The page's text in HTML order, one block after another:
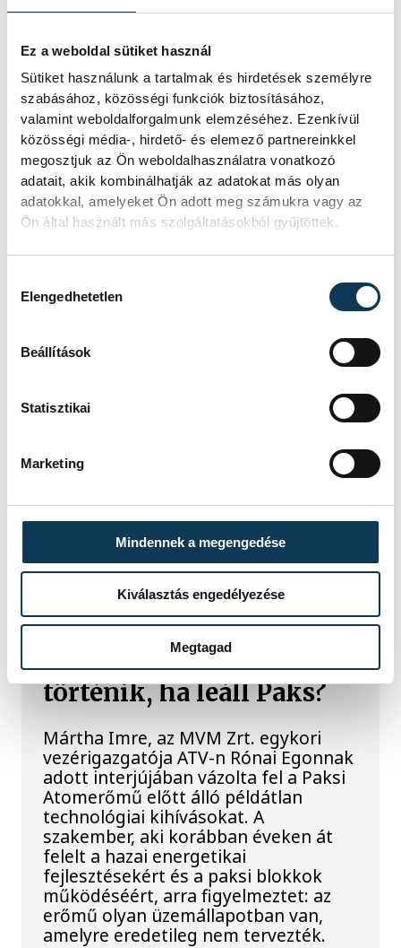
Ez a weboldal sütiket használ
Sütiket használunk a tartalmak és hirdetések személyre
szabásához, közösségi funkciók biztosításához,
valamint weboldalforgalmunk elemzéséhez. Ezenkívül
közösségi média-, hirdető- és elemező partnereinkkel
megosztjuk az Ön weboldalhasználatra vonatkozó
adatait, akik kombinálhatják az adatokat más olyan
adatokkal, amelyeket Ön adott meg számukra vagy az
Ön által használt más szolgáltatásokból gyűjtöttek.
Elengedhetetlen
Beállítások
Statisztikai
Marketing
Mindennek a megengedése
Kiválasztás engedélyezése
Megtagad
A Balatoni Kör idén tizenkettedik
alkalommal hirdette meg az év
strandétele versenyt, amelyre minden
eddiginél több, 22 vendéglátóhely 44
étellel indult. Egy fonyódi hely nyert...
Meglepték az elemzőket
a júliusi inflációs adatok
az elemzők a júliusi, 1,2 százalékos
inflációs adatot.
világháborús leletek az
A folyó rekordalacsony vízállása miatt
világháborús német DKW NZ 350-1
motorkerékpárbukkant elő a
Batthyány téri rakpart sziklái alól,
máshol pedig egy közel féltonnás brit
akna került elő.
Késéltánc a Dunán: Mi
történik, ha leáll Paks?
Mártha Imre, az MVM Zrt. egykori
vezérigazgatója ATV-n Rónai Egonnak
adott interjújában vázolta fel a Paksi
Atomerőmű előtt álló példátlan
technológiai kihívásokat. A
szakember, aki korábban éveken át
felelt a hazai energetikai
fejlesztésekért és a paksi blokkok
működéséért, arra figyelmeztet: az
erőmű olyan üzemállapotban van,
amelyre eredetileg nem tervezték.